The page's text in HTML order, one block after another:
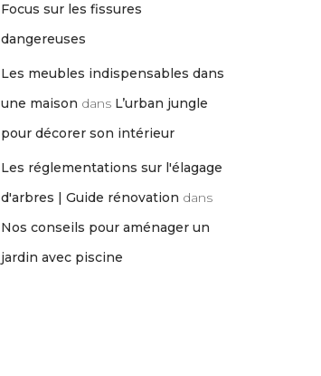
Focus sur les fissures
dangereuses
Les meubles indispensables dans
une maison dans L’urban jungle
pour décorer son intérieur
Les réglementations sur l'élagage
d'arbres | Guide rénovation dans
Nos conseils pour aménager un
jardin avec piscine